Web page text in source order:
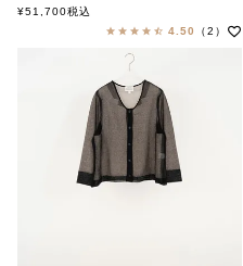
アンティパスト
¥51,700税込
4.50
（2）